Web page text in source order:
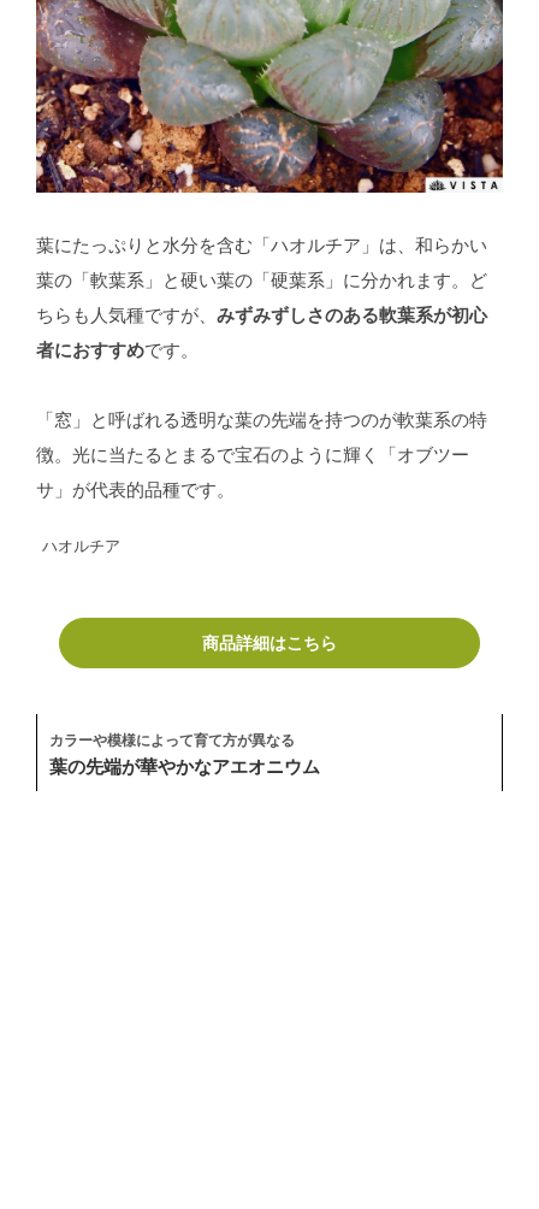
葉にたっぷりと水分を含む「ハオルチア」は、和らかい
葉の「軟葉系」と硬い葉の「硬葉系」に分かれます。ど
ちらも人気種ですが、 みずみずしさのある軟葉系が初心
者におすすめです。
「窓」と呼ばれる透明な葉の先端を持つのが軟葉系の特
徴。光に当たるとまるで宝石のように輝く「オブツー
サ」が代表的品種です。
ハオルチア
商品詳細はこちら
カラーや模様によって育て方が異なる
葉の先端が華やかなアエオニウム